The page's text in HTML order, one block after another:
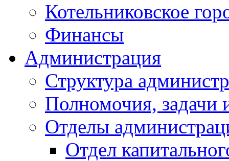
Котельниковское
Финансы
Администрация
Структура
Полномочия, задачи
Отделы
Отдел